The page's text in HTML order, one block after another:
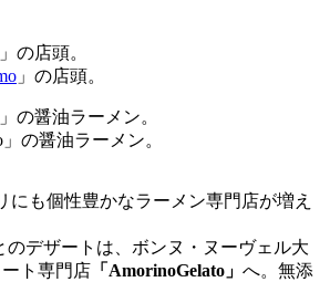
」の店頭。
の醤油ラーメン。
にも個性豊かなラーメン専門店が増え
のデザートは、ボンヌ・ヌーヴェル大
ト専門店 「AmorinoGelato」 へ。無添